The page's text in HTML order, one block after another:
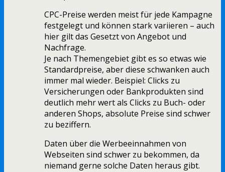
CPC-Preise werden meist für jede Kampagne
festgelegt und können stark variieren – auch
hier gilt das Gesetzt von Angebot und
Nachfrage.
Je nach Themengebiet gibt es so etwas wie
Standardpreise, aber diese schwanken auch
immer mal wieder. Beispiel: Clicks zu
Versicherungen oder Bankprodukten sind
deutlich mehr wert als Clicks zu Buch- oder
anderen Shops, absolute Preise sind schwer
zu beziffern.
Daten über die Werbeeinnahmen von
Webseiten sind schwer zu bekommen, da
niemand gerne solche Daten heraus gibt.